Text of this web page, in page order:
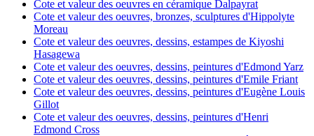
Cote et valeur des oeuvres en céramique Dalpayrat
Cote et valeur des oeuvres, bronzes, sculptures d'Hippolyte
Moreau
Cote et valeur des oeuvres, dessins, estampes de Kiyoshi
Hasagewa
Cote et valeur des oeuvres, dessins, peintures d'Edmond Yarz
Cote et valeur des oeuvres, dessins, peintures d'Emile Friant
Cote et valeur des oeuvres, dessins, peintures d'Eugène Louis
Gillot
Cote et valeur des oeuvres, dessins, peintures d'Henri
Edmond Cross